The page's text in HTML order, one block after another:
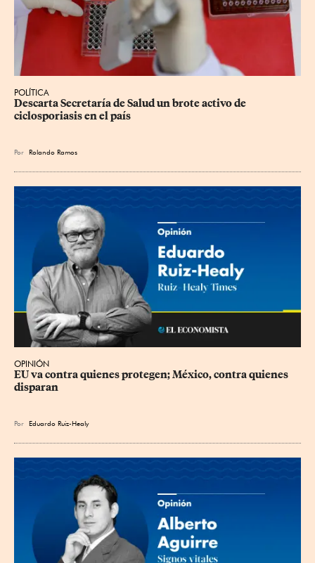
POLÍTICA
Descarta Secretaría de Salud un brote activo de
ciclosporiasis en el país
Por Rolando Ramos
OPINIÓN
EU va contra quienes protegen; México, contra quienes
disparan
Por Eduardo Ruiz-Healy